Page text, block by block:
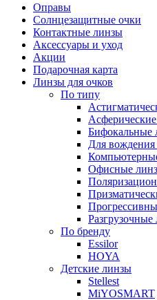
Оправы
Солнцезащитные очки
Контактные линзы
Аксессуары и уход
Акции
Подарочная карта
Линзы для очков
По типу
Бифокальные
Для
Офисные
По бренду
Essilor
HOYA
Детские линзы
Stellest
MiYOSMART